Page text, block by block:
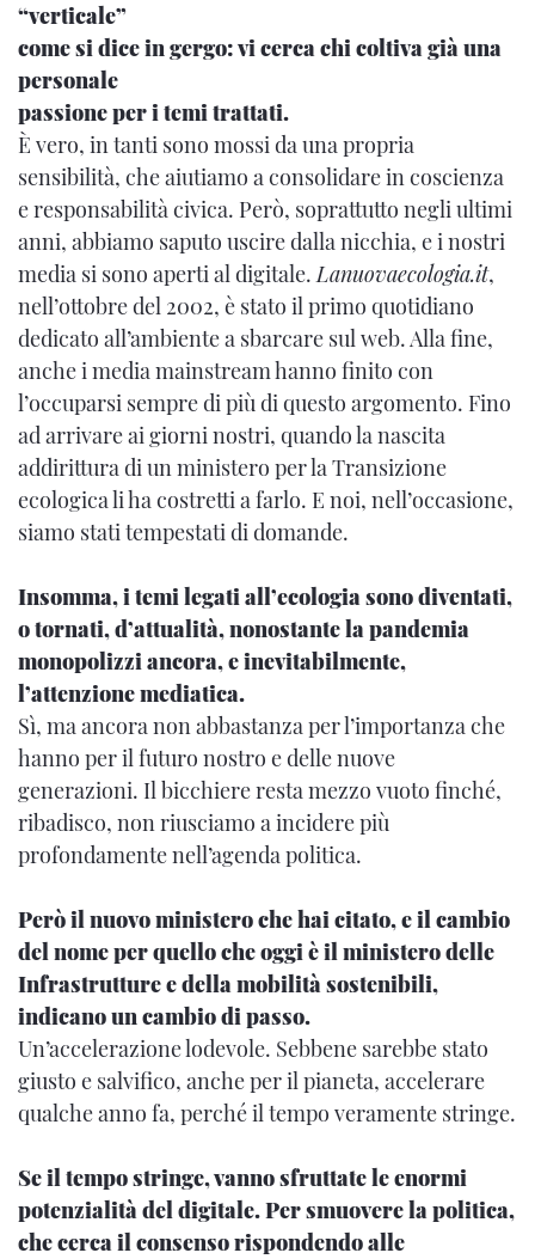
“verticale”
come si dice in gergo: vi cerca chi coltiva già una
personale
passione per i temi trattati.
È vero, in tanti sono mossi da una propria
sensibilità, che aiutiamo a consolidare in coscienza
e responsabilità civica. Però, soprattutto negli ultimi
anni, abbiamo saputo uscire dalla nicchia, e i nostri
media si sono aperti al digitale.Lanuovaecologia.it,
nell’ottobre del 2002, è stato il primo quotidiano
dedicato all’ambiente a sbarcare sul web. Alla fine,
anche i media mainstream hanno finito con
l’occuparsi sempre di più di questo argomento. Fino
ad arrivare ai giorni nostri, quando la nascita
addirittura di un ministero per la Transizione
ecologica li ha costretti a farlo. E noi, nell’occasione,
siamo stati tempestati di domande.
Insomma, i temi legati all’ecologia sono diventati,
o tornati, d’attualità, nonostante la pandemia
monopolizzi ancora, e inevitabilmente,
l’attenzione mediatica.
Sì, ma ancora non abbastanza per l’importanza che
hanno per il futuro nostro e delle nuove
generazioni. Il bicchiere resta mezzo vuoto finché,
ribadisco, non riusciamo a incidere più
profondamente nell’agenda politica.
Però il nuovo ministero che hai citato, e il cambio
del nome per quello che oggi è il ministero delle
Infrastrutture e della mobilità sostenibili,
indicano un cambio di passo.
Un’accelerazione lodevole. Sebbene sarebbe stato
giusto e salvifico, anche per il pianeta, accelerare
qualche anno fa, perché il tempo veramente stringe.
Se il tempo stringe, vanno sfruttate le enormi
potenzialità del digitale. Per smuovere la politica,
che cerca il consenso rispondendo alle